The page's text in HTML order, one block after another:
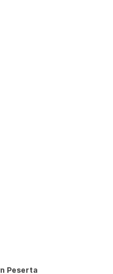
Peserta